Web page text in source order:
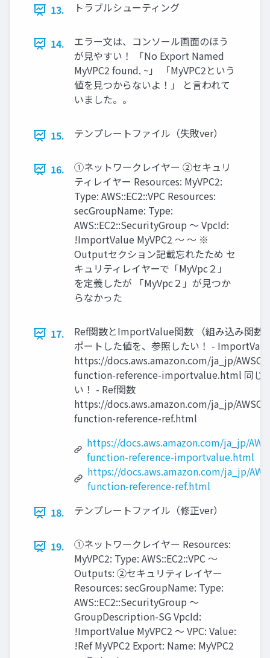
13. トラブルシューティング
14.
エラー文は、コンソール画面のほう
が見やすい！ 「No Export Named
MyVPC2 found. ~」 「MyVPC2という
値を見つからないよ！」 と言われて
いました。。
15. テンプレートファイル（失敗ver）
16.
①ネットワークレイヤー ②セキュリ
ティレイヤー Resources: MyVPC2:
Type: AWS::EC2::VPC Resources:
secGroupName: Type:
AWS::EC2::SecurityGroup ～ VpcId:
!ImportValue MyVPC2 ～ ～ ※
Outputセクション記載忘れたため セ
キュリティレイヤーで「MyVpc２」
を定義したが 「MyVpc２」が見つか
らなかった
17.
Ref関数とImportValue関数 （組み込み関
ポートした値を、参照したい！ -
https://docs.aws.amazon.com/ja_jp/
function-reference-importvalue.html 同じ
い！ - Ref関数
https://docs.aws.amazon.com/ja_jp/
function-reference-ref.html
https://docs.aws.amazon.com/ja_jp/
function-reference-importvalue.html
https://docs.aws.amazon.com/ja_jp/
function-reference-ref.html
18.
テンプレートファイル（修正ver）
19.
①ネットワークレイヤー Resources:
MyVPC2: Type: AWS::EC2::VPC ～
Outputs: ②セキュリティレイヤー
Resources: secGroupName: Type:
AWS::EC2::SecurityGroup ～
GroupDescription-SG VpcId:
!ImportValue MyVPC2 ～ VPC: Value:
!Ref MyVPC2 Export: Name: MyVPC2